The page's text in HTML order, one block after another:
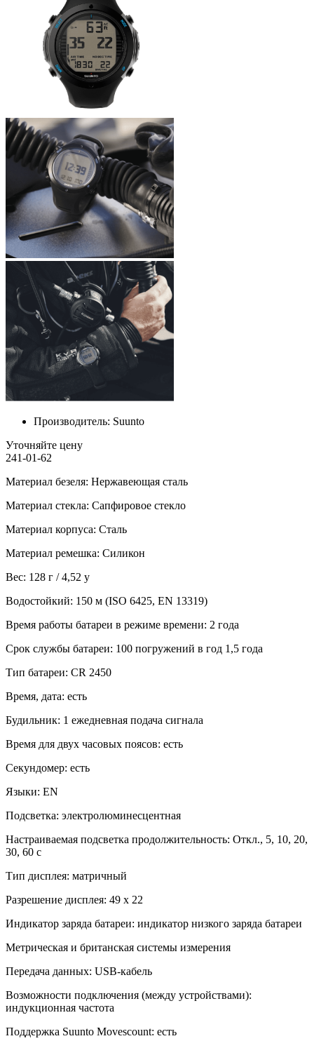
Производитель: Suunto
Уточняйте цену
241-01-62
Материал безеля: Нержавеющая сталь
Материал стекла: Сапфировое стекло
Материал корпуса: Сталь
Материал ремешка: Силикон
Вес: 128 г / 4,52 у
Водостойкий: 150 м (ISO 6425, EN 13319)
Время работы батареи в режиме времени: 2 года
Срок службы батареи: 100 погружений в год 1,5 года
Тип батареи: CR 2450
Время, дата: есть
Будильник: 1 ежедневная подача сигнала
Время для двух часовых поясов: есть
Секундомер: есть
Языки: EN
Подсветка: электролюминесцентная
Настраиваемая подсветка продолжительность: Откл., 5, 10, 20,
30, 60 с
Тип дисплея: матричный
Разрешение дисплея: 49 x 22
Индикатор заряда батареи: индикатор низкого заряда батареи
Метрическая и британская системы измерения
Передача данных: USB-кабель
Возможности подключения (между устройствами):
индукционная частота
Поддержка Suunto Movescount: есть